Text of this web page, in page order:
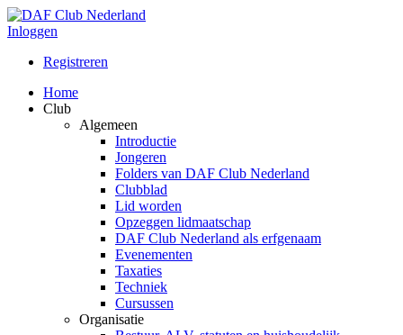
Inloggen
Registreren
Home
Club
Algemeen
Introductie
Jongeren
Folders van DAF Club Nederland
Clubblad
Lid worden
Opzeggen lidmaatschap
DAF Club Nederland als erfgenaam
Evenementen
Taxaties
Techniek
Cursussen
Organisatie